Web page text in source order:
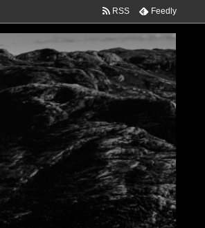
RSS Feedly